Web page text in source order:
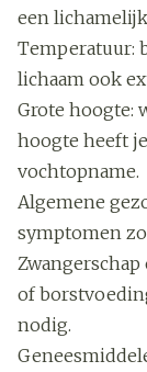
een
Temperatuur:
lichaam ook
Grote hoogte:
hoogte heeft
vochtopname.
Algemene
symptomen
of
nodig.